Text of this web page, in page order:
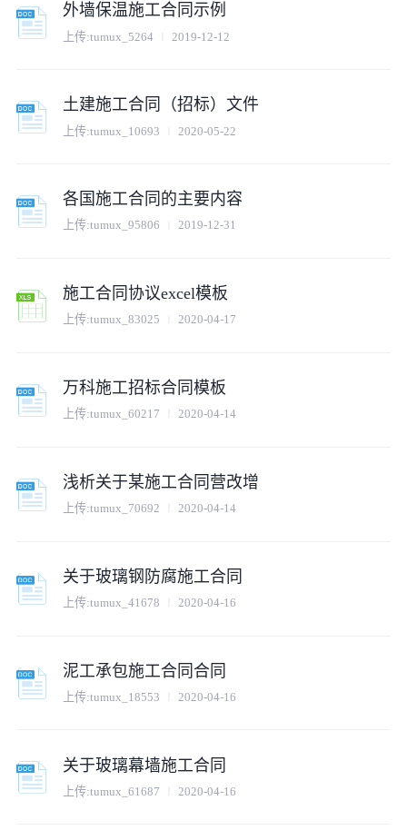
外墙保温施工合同示例
上传:tumux_5264 2019-12-12
土建施工合同（招标）文件
上传:tumux_10693 2020-05-22
各国施工合同的主要内容
上传:tumux_95806 2019-12-31
施工合同协议excel模板
上传:tumux_83025 2020-04-17
万科施工招标合同模板
上传:tumux_60217 2020-04-14
浅析关于某施工合同营改增
上传:tumux_70692 2020-04-14
关于玻璃钢防腐施工合同
上传:tumux_41678 2020-04-16
泥工承包施工合同合同
上传:tumux_18553 2020-04-16
关于玻璃幕墙施工合同
上传:tumux_61687 2020-04-16